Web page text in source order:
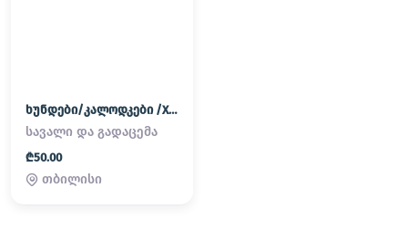
ხუნდები/კალოდკები /XUNDEBI/KALODKEBI
სავალი და გადაცემა
₾50.00
თბილისი